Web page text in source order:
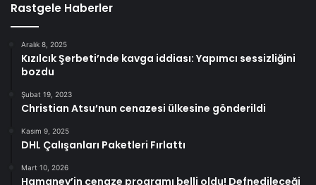
Rastgele Haberler
Aralık 8, 2025
Kızılcık Şerbeti’nde kavga iddiası: Yapımcı sessizliğini
bozdu
Şubat 19, 2023
Christian Atsu’nun cenazesi ülkesine gönderildi
Kasım 9, 2025
DHL Çalışanları Paketleri Fırlattı
Mart 10, 2026
Hamaney’in cenaze programı belli oldu! Defnedileceği